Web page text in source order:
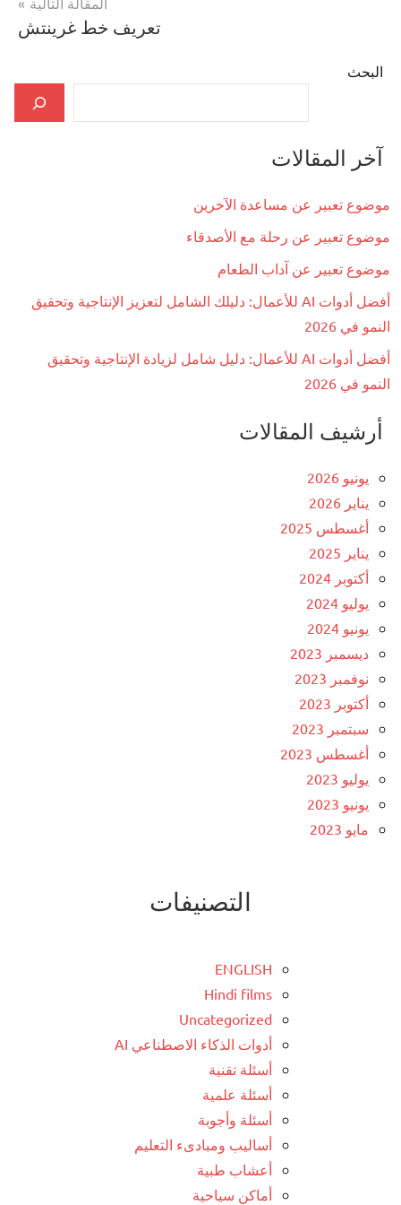
تعريف خط غرينتش
البحث
آخر المقالات
موضوع تعبير عن مساعدة الآخرين
موضوع تعبير عن رحلة مع الأصدقاء
موضوع تعبير عن آداب الطعام
أفضل أدوات AI للأعمال: دليلك الشامل لتعزيز الإنتاجية وتحقيق
النمو في 2026
أفضل أدوات AI للأعمال: دليل شامل لزيادة الإنتاجية وتحقيق
النمو في 2026
أرشيف المقالات
يونيو 2026
يناير 2026
أغسطس 2025
يناير 2025
أكتوبر 2024
يوليو 2024
يونيو 2024
ديسمبر 2023
نوفمبر 2023
أكتوبر 2023
سبتمبر 2023
أغسطس 2023
يوليو 2023
يونيو 2023
مايو 2023
التصنيفات
ENGLISH
Hindi films
Uncategorized
أدوات الذكاء الاصطناعي AI
أسئلة تقنية
أسئلة علمية
أسئلة وأجوبة
أساليب ومبادىء التعليم
أعشاب طبية
أماكن سياحية